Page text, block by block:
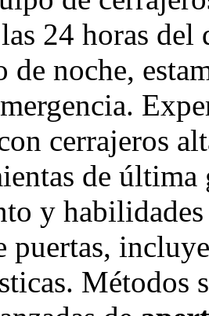
24 horas del
de noche,
cerrajeros
de
y
puertas,
Métodos